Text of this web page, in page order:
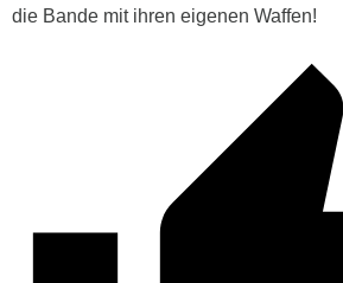
die Bande mit ihren eigenen Waffen!